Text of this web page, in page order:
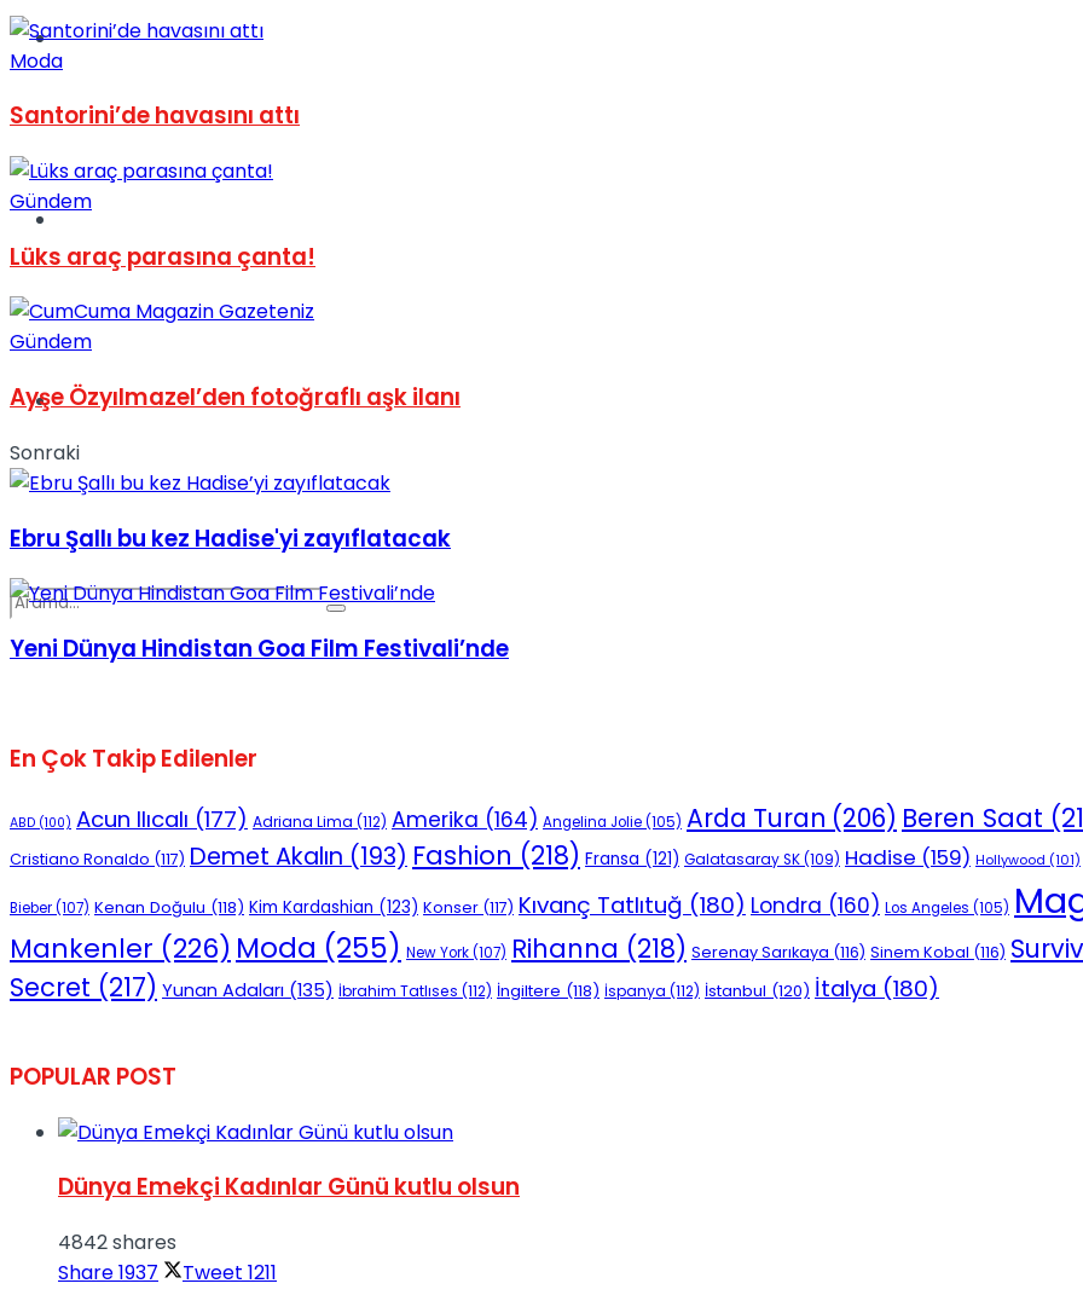
Tatil
Spor
Podcast
View All Result
Moda
Santorini’de havasını attı
Gündem
Lüks araç parasına çanta!
Gündem
Ayşe Özyılmazel’den fotoğraflı aşk ilanı
Sonraki
Ebru Şallı bu kez Hadise'yi zayıflatacak
Yeni Dünya Hindistan Goa Film Festivali’nde
En Çok Takip Edilenler
ABD (100) Acun Ilıcalı (177) Adriana Lima (112) Amerika (164) Angelina Jolie(105) Arda Turan (206) Beren Saat
Cristiano Ronaldo (117) Demet Akalın (193) Fashion (218) Fransa (121) Galatasaray SK(109) Hadise (159) Hollywood (101)
Bieber(107) Kenan Doğulu (118) Kim Kardashian (123) Konser (117) Kıvanç Tatlıtuğ (180) Londra (160) Los Angeles (105)
Mankenler (226) Moda (255) New York(107) Rihanna (218) Serenay Sarıkaya (116) Sinem Kobal (116)
Secret (217) Yunan Adaları (135) İbrahim Tatlıses (112) İngiltere (118) İspanya (112) İstanbul (120) İtalya (180)
POPULAR POST
Dünya Emekçi Kadınlar Günü kutlu olsun
4842 shares
Share1937 Tweet 1211